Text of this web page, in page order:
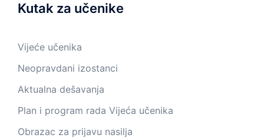
Kutak za učenike
Vijeće učenika
Neopravdani izostanci
Aktualna dešavanja
Plan i program rada Vijeća učenika
Obrazac za prijavu nasilja